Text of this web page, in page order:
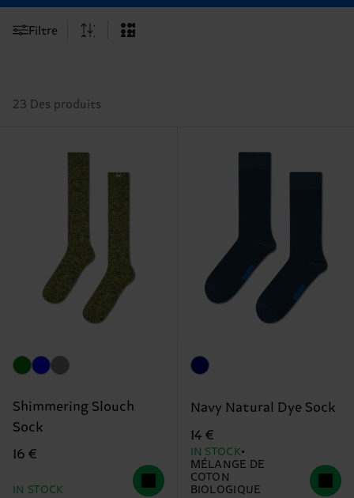
Filtre
23 Des produits
Shimmering Slouch
Sock
16 €
IN STOCK
Navy Natural Dye Sock
14 €
IN STOCK
MÉLANGE DE
COTON
BIOLOGIQUE